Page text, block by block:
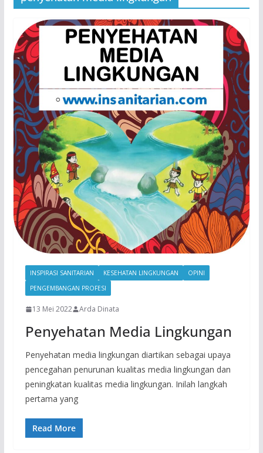
INSPIRASI SANITARIAN KESEHATAN LINGKUNGAN
OPINI
PENGEMBANGAN PROFESI
13 Mei 2022 Arda Dinata
Penyehatan Media Lingkungan
Penyehatan media lingkungan diartikan sebagai upaya
pencegahan penurunan kualitas media lingkungan dan
peningkatan kualitas media lingkungan. Inilah langkah
pertama yang
Read More